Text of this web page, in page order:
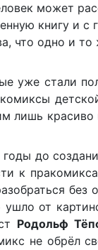
может
книгу и с
что одно и
уже стали
лишь
до
к
без
от
Родольф
не обрёл